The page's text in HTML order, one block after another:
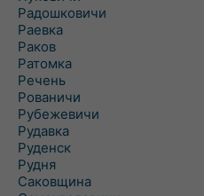
Радошковичи
Раевка
Раков
Ратомка
Речень
Рованичи
Рубежевичи
Рудавка
Руденск
Рудня
Саковщина